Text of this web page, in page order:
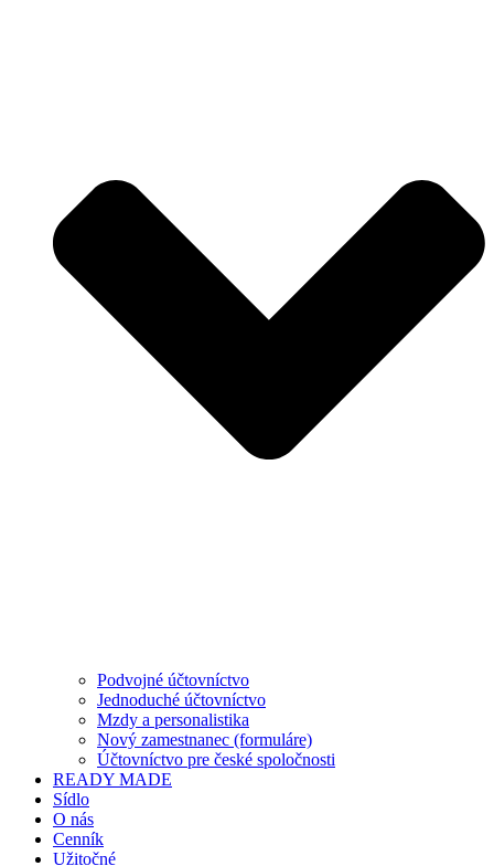
Podvojné účtovníctvo
Jednoduché účtovníctvo
Mzdy a personalistika
Nový zamestnanec (formuláre)
Účtovníctvo pre české spoločnosti
READY MADE
Sídlo
O nás
Cenník
Užitočné